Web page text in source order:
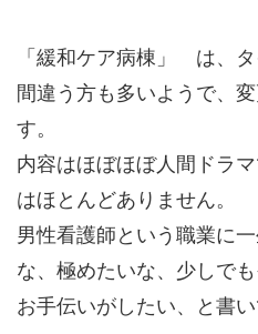
「緩和ケア病棟」 は、
間違う方も多いようで、
す。
内容はほぼほぼ人間ドラ
はほとんどありません。
男性看護師という職業に
な、極めたいな、少しで
お手伝いがしたい、と書い